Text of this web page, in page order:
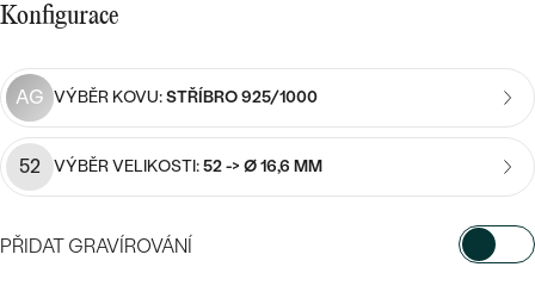
CENOVĚ DOSTUPNÉ
LUXUSNÍ
LAB-GROWN DIAMANT
MOISSANIT
BAREVNÝ DIAMANT
STŘÍBRO
PLATINA
DLE KAMENE
S DRAHOKAMY
S PERLAMI
DLE CENY
S DIAMANTY
S DRAHOKAMY
DLE DRAHOKAMU
S DIAMANTY
S DRAHOKAMY
S PERLAMI
DLE CENY
Konfigurace
AG VÝBĚR KOVU:STŘÍBRO 925/1000
52 VÝBĚR VELIKOSTI:52 -> Ø 16,6 MM
PŘIDAT GRAVÍROVÁNÍ